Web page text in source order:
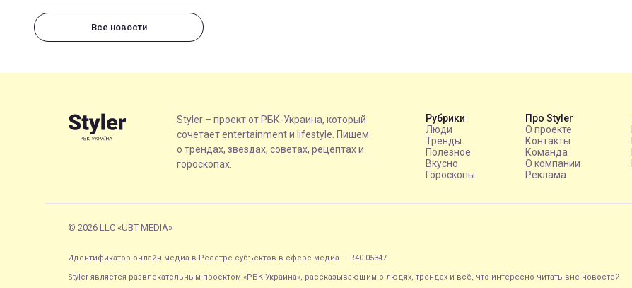
Все новости
Styler – проект от РБК-Украина, который
сочетает entertainment и lifestyle. Пишем
о трендах, звездах, советах, рецептах и
гороскопах.
Рубрики
Люди
Тренды
Полезное
Вкусно
Гороскопы
Про Styler
О проекте
Контакты
Команда
О компании
Реклама
© 2026 LLC «UBT MEDIA»
Идентификатор онлайн-медиа в Реестре субъектов в сфере медиа — R40-05347
Styler является развлекательным проектом «РБК-Украина», рассказывающим о людях, трендах и всё, что интересно читать вне новостей.